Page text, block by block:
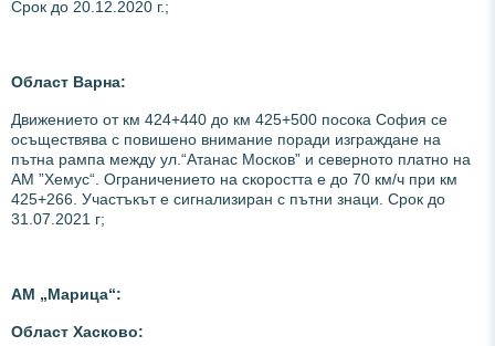
Срок до 20.12.2020 г.;
Област Варна:
Движението от км 424+440 до км 425+500 посока София се
осъществява с повишено внимание поради изграждане на
пътна рампа между ул.“Атанас Москов” и северното платно на
АМ ”Хемус“. Ограничението на скоростта е до 70 км/ч при км
425+266. Участъкът е сигнализиран с пътни знаци. Срок до
31.07.2021 г;
АМ „Марица“:
Област Хасково: